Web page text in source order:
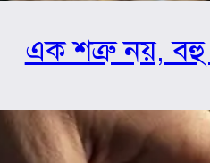
এক শত্রু নয়, বহু